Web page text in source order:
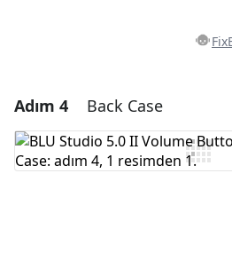
Yorum Ekle
Adım 4 Back Case